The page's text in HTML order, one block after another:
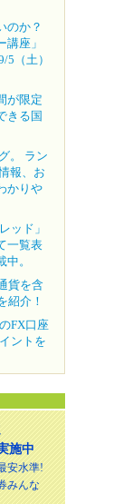
のか？
座」
5（土）
が限定
きる国
。 ラン
報、お
かりや
ッド」
一覧表
。
貨を含
紹介！
FX口座
ントを
施中
安水準!
みんな